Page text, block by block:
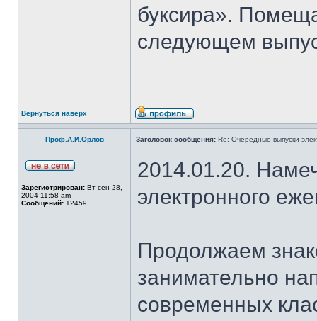
буксира».
следующем
Вернуться наверх
Проф.А.И.Орлов Заголовок сообщения: Re: Очередные выпуски
Зарегистрирован: Вт сен 28,
2004 11:58 am
Сообщений: 12459
2014.01.20.
электронного
Продолжаем
занимательно
современных